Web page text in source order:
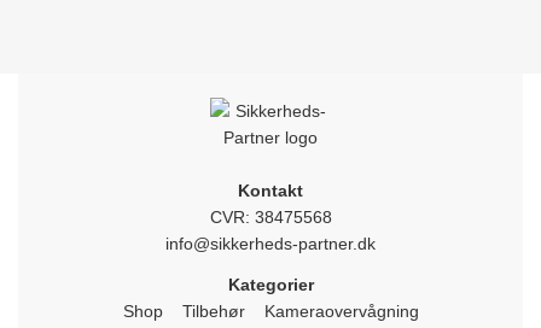
Kontakt
CVR: 38475568
info@sikkerheds-partner.dk
Kategorier
Shop
Tilbehør Kameraovervågning